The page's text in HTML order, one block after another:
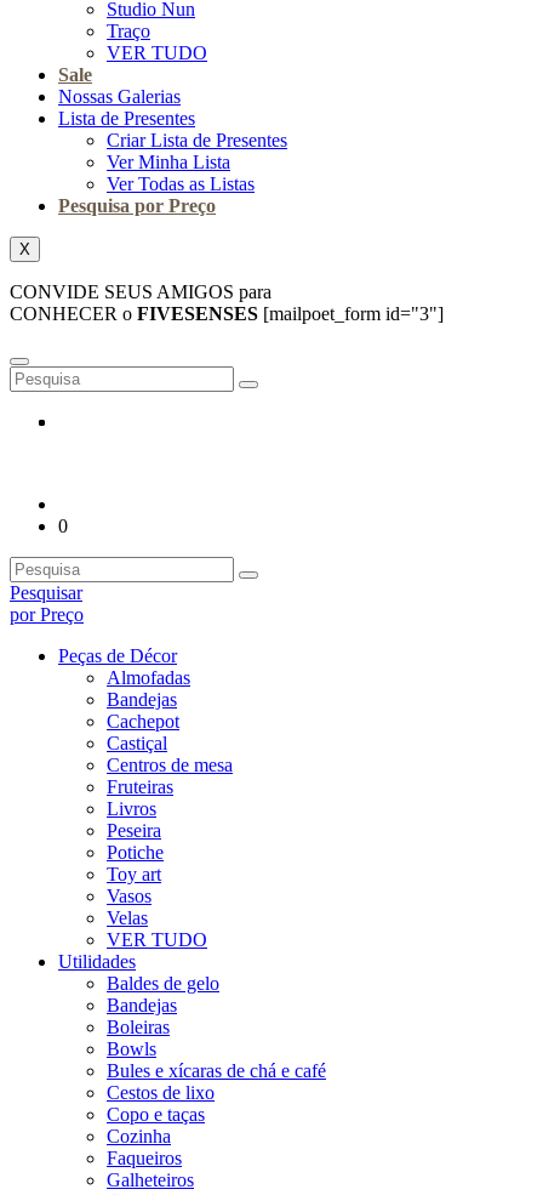
Studio Nun
Traço
VER TUDO
Sale
Nossas Galerias
Lista de Presentes
Criar Lista de Presentes
Ver Minha Lista
Ver Todas as Listas
Pesquisa por Preço
X
CONVIDE SEUS AMIGOS para
CONHECER o FIVESENSES [mailpoet_form id="3"]
0
Pesquisar
por Preço
Peças de Décor
Almofadas
Bandejas
Cachepot
Castiçal
Centros de mesa
Fruteiras
Livros
Peseira
Potiche
Toy art
Vasos
Velas
VER TUDO
Utilidades
Baldes de gelo
Bandejas
Boleiras
Bowls
Bules e xícaras de chá e café
Cestos de lixo
Copo e taças
Cozinha
Faqueiros
Galheteiros